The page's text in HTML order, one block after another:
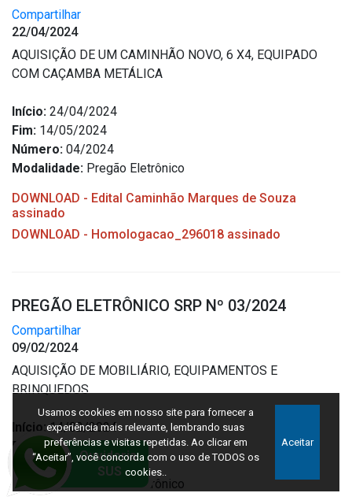
Compartilhar
22/04/2024
AQUISIÇÃO DE UM CAMINHÃO NOVO, 6 X4, EQUIPADO
COM CAÇAMBA METÁLICA
Início: 24/04/2024
Fim: 14/05/2024
Número: 04/2024
Modalidade: Pregão Eletrônico
DOWNLOAD - Edital Caminhão Marques de Souza
assinado
DOWNLOAD - Homologacao_296018 assinado
PREGÃO ELETRÔNICO SRP Nº 03/2024
Compartilhar
09/02/2024
AQUISIÇÃO DE MOBILIÁRIO, EQUIPAMENTOS E
BRINQUEDOS
Início:14/02/2024
Fim:
27/02/2024
Número:03/2024
Modalidade:Pregão Eletrônico
Usamos cookies em nosso site para fornecer a
experiência mais relevante, lembrando suas
preferências e visitas repetidas. Ao clicar em
“Aceitar”, você concorda com o uso de TODOS os
cookies..
Aceitar